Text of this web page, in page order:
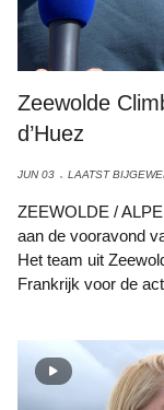
Zeewolde
d’Huez
JUN 03 LAATST
ZEEWOLDE /
aan de vooravond
Het team uit
Frankrijk voor de
Marije van der Kort